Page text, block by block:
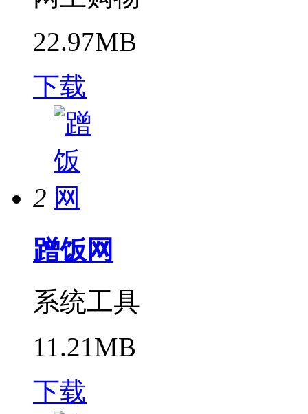
22.97MB
下载
2
蹭饭网
系统工具
11.21MB
下载